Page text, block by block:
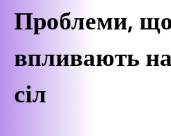
Проблеми,
впливають
сіл